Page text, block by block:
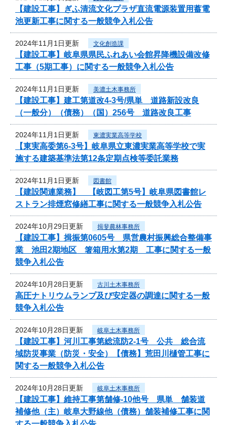
【建設工事】ぎふ清流文化プラザ直流電源装置用蓄電
池更新工事に関する一般競争入札公告
2024年11月1日更新 文化創造課
【建設工事】岐阜県県民ふれあい会館昇降機設備改修
工事（5期工事）に関する一般競争入札公告
2024年11月1日更新 美濃土木事務所
【建設工事】建工第道改4-3号/県単 道路新設改良
（一般分）（債務）（国）256号 道路改良工事
2024年11月1日更新 東濃実業高等学校
【東実高委第6-3号】岐阜県立東濃実業高等学校で実
施する建築基準法第12条定期点検等委託業務
2024年11月1日更新 図書館
【建設関連業務】 【岐図工第5号】岐阜県図書館レ
ストラン排煙窓修繕工事に関する一般競争入札公告
2024年10月29日更新 揖斐農林事務所
【建設工事】揖振第0605号 県営農村振興総合整備事
業 池田2期地区 箸箱用水第2期 工事に関する一般
競争入札公告
2024年10月28日更新 古川土木事務所
高圧ナトリウムランプ及び安定器の調達に関する一般
競争入札公告
2024年10月28日更新 岐阜土木事務所
【建設工事】河川工事第総流防2-1号 公共 総合流
域防災事業（防災・安全）【債務】荒田川樋管工事に
関する一般競争入札公告
2024年10月28日更新 岐阜土木事務所
【建設工事】維持工事第舗修-10他号 県単 舗装道
補修他（主）岐阜大野線他（債務）舗装補修工事に関